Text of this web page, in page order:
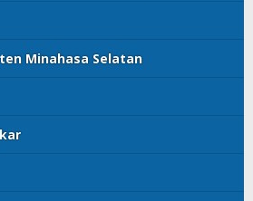
Minahasa Selatan